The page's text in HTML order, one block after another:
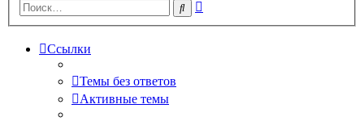
Поиск
Ссылки
Темы без ответов
Активные темы